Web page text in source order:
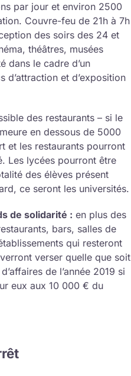
par jour et environ 2500
Couvre-feu de 21h à 7h
des soirs des 24 et
théâtres, musées
dans le cadre d’un
d’attraction et d’exposition
des restaurants – si le
en dessous de 5000
et les restaurants pourront
Les lycées pourront être
des élèves présent
ce seront les universités.
de solidarité : en plus des
bars, salles de
qui resteront
verser quelle que soit
de l’année 2019 si
eux aux 10 000 € du